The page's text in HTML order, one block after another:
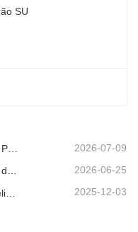
2026-07-09
Cilindro Pneumático de Regulação de Velocidade Hidráulica: Solução de Movimento Estável e Sem Choques para Equipamentos Automatizados 2026-06-25
2025-12-03